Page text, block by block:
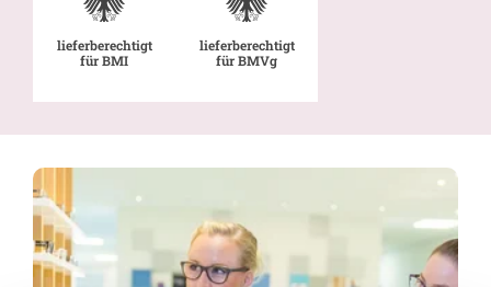
lieferberechtigt
für BMI
lieferberechtigt
für BMVg